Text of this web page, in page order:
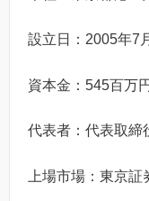
設立日：2005年7
資本金：545百万
代表者：代表取締
上場市場：東京